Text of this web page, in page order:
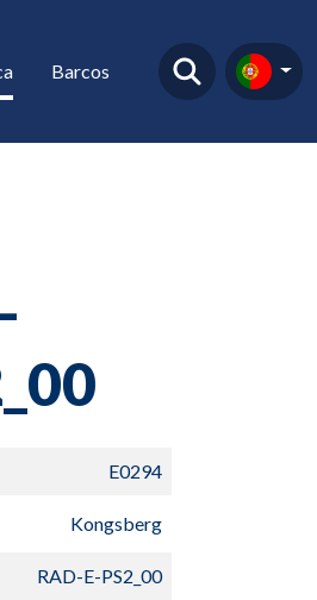
Barcos
E0294
Kongsberg
RAD-E-PS2_00